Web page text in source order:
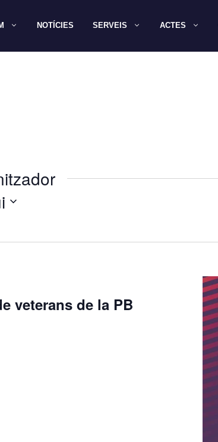
NOTÍCIES SERVEIS ACTES
veterans de la PB